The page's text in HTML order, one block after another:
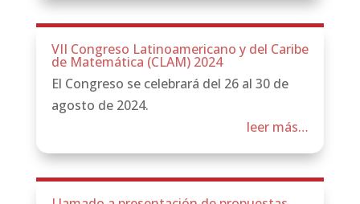
VII Congreso Latinoamericano y del Caribe
de Matemática (CLAM) 2024
El Congreso se celebrará del 26 al 30 de
agosto de 2024.
leer más…